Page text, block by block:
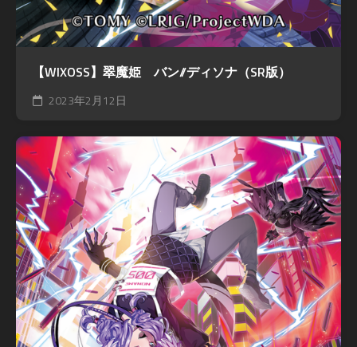
【WIXOSS】翠魔姫 バン//ディソナ（SR版）
2023年2月12日